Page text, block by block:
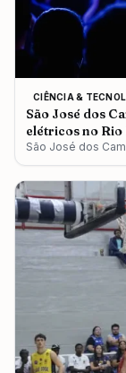
CIÊNCIA &
São José dos
elétricos no
São José dos